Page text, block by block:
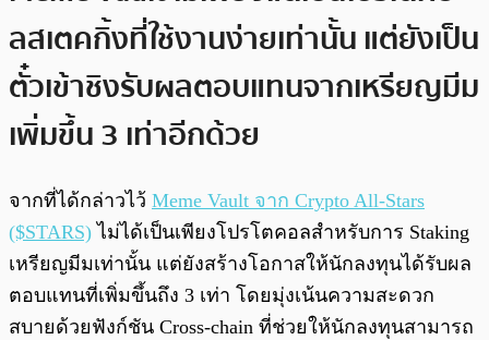
ลสเตคกิ้งที่ใช้งานง่ายเท่านั้น แต่ยังเป็น
ตั๋วเข้าชิงรับผลตอบแทนจากเหรียญมีม
เพิ่มขึ้น 3 เท่าอีกด้วย
จากที่ได้กล่าวไว้ Meme Vault จาก Crypto All-Stars
($STARS) ไม่ได้เป็นเพียงโปรโตคอลสำหรับการ Staking
เหรียญมีมเท่านั้น แต่ยังสร้างโอกาสให้นักลงทุนได้รับผล
ตอบแทนที่เพิ่มขึ้นถึง 3 เท่า โดยมุ่งเน้นความสะดวก
สบายด้วยฟังก์ชัน Cross-chain ที่ช่วยให้นักลงทุนสามารถ